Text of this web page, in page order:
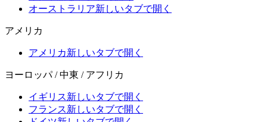
オーストラリア新しいタブで開く
アメリカ
アメリカ新しいタブで開く
ヨーロッパ / 中東 / アフリカ
イギリス新しいタブで開く
フランス新しいタブで開く